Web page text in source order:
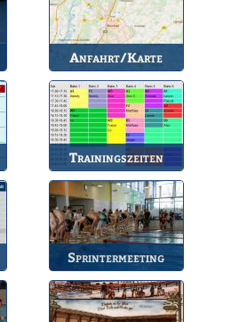
Anfahrt/Karte
So können Sie uns
erreichen.
Trainingszeiten
Bahnbelegungen der
Gruppen.
Sprintermeeting
Jährlicher Wettkampf
des BSV.